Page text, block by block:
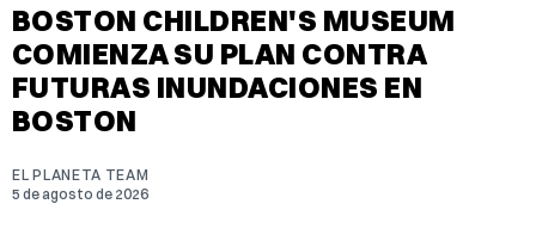
BOSTON CHILDREN'S MUSEUM
COMIENZA SU PLAN CONTRA
FUTURAS INUNDACIONES EN
BOSTON
EL PLANETA TEAM
5 de agosto de 2026